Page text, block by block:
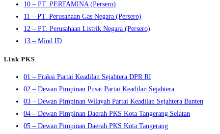
10 – PT. PERTAMINA (Persero)
11 – PT. Perusahaan Gas Negara (Persero)
12 – PT. Perusahaan Listrik Negara (Persero)
13 – Mind ID
Link PKS
01 – Fraksi Partai Keadilan Sejahtera DPR RI
02 – Dewan Pimpinan Pusat Partai Keadilan Sejahtera
03 – Dewan Pimpinan Wilayah Partai Keadilan Sejahtera Banten
04 – Dewan Pimpinan Daerah PKS Kota Tangerang Selatan
05 – Dewan Pimpinan Daerah PKS Kota Tangerang